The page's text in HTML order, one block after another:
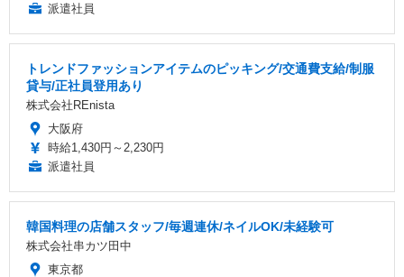
派遣社員
トレンドファッションアイテムのピッキング/交通費支給/制服
貸与/正社員登用あり
株式会社REnista
大阪府
時給1,430円～2,230円
派遣社員
韓国料理の店舗スタッフ/毎週連休/ネイルOK/未経験可
株式会社串カツ田中
東京都